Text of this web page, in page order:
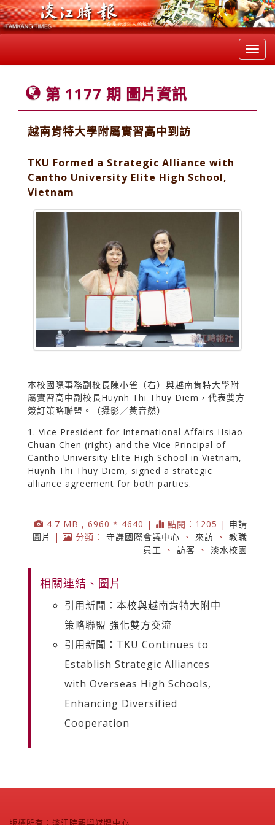
第 1177 期 圖片資訊
越南肯特大學附屬實習高中到訪
TKU Formed a Strategic Alliance with
Cantho University Elite High School,
Vietnam
本校國際事務副校長陳小雀（右）與越南肯特大學附
屬實習高中副校長Huynh Thi Thuy Diem，代表雙方
簽訂策略聯盟。（攝影／黃音然）
1. Vice President for International Affairs Hsiao-
Chuan Chen (right) and the Vice Principal of
Cantho University Elite High School in Vietnam,
Huynh Thi Thuy Diem, signed a strategic
alliance agreement for both parties.
4.7 MB , 6960 * 4640 | 點閱：1205 | 申請
圖片
| 分類： 守謙國際會議中心 、 來訪 、 教職
員工
、 訪客 、 淡水校園
相關連結、圖片
引用新聞：本校與越南肯特大附中
策略聯盟 強化雙方交流
引用新聞：TKU Continues to
Establish Strategic Alliances
with Overseas High Schools,
Enhancing Diversified
Cooperation
版權所有：淡江時報與媒體中心